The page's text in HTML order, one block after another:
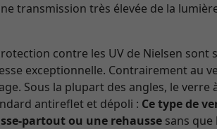
transmission très élevée de la
contre les UV de Nielsen sont
exceptionnelle. Contrairement au
Sous la plupart des angles, le verre
antireflet et dépoli : Ce type de
partout ou une rehausse sans que